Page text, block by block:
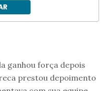
ganhou força depois
prestou depoimento